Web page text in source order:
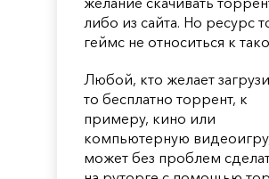
либо из сайта. Но ресурс
геймс не относиться к
Любой, кто желает
то бесплатно торрент, к
примеру, кино или
компьютерную
может без проблем